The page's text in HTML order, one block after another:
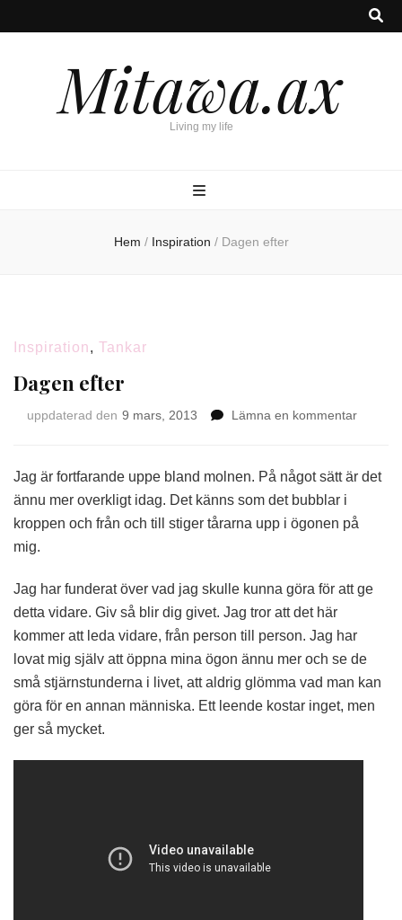
Mitawa.ax
Living my life
Hem / Inspiration / Dagen efter
Inspiration, Tankar
Dagen efter
uppdaterad den 9 mars, 2013 Lämna en kommentarpå
Jag är fortfarande uppe bland molnen. På något sätt är det
ännu mer overkligt idag. Det känns som det bubblar i
kroppen och från och till stiger tårarna upp i ögonen på
mig.
Jag har funderat över vad jag skulle kunna göra för att ge
detta vidare. Giv så blir dig givet. Jag tror att det här
kommer att leda vidare, från person till person. Jag har
lovat mig själv att öppna mina ögon ännu mer och se de
små stjärnstunderna i livet, att aldrig glömma vad man kan
göra för en annan människa. Ett leende kostar inget, men
ger så mycket.